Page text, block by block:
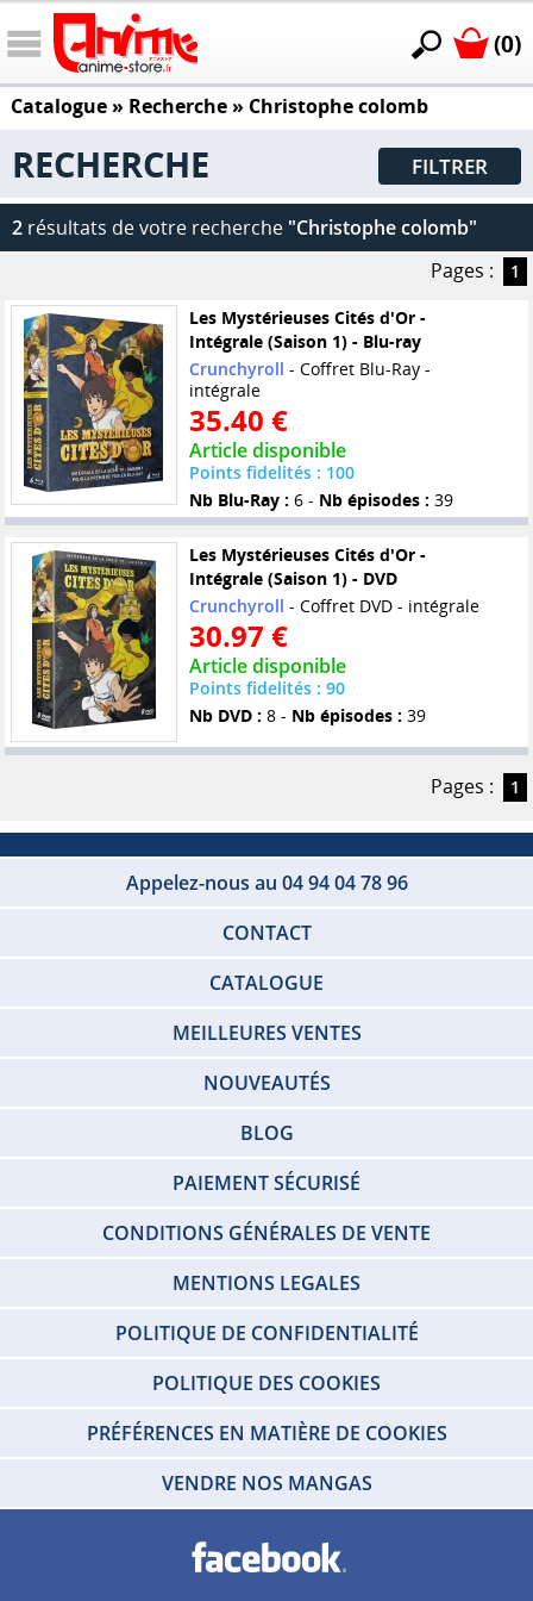
(0)
Catalogue» Recherche » Christophe colomb
RECHERCHE FILTRER
2 résultats de votre recherche "Christophe colomb"
Pages :
1
Les Mystérieuses Cités d'Or -
Intégrale (Saison 1) - Blu-ray
Crunchyroll - Coffret Blu-Ray -
intégrale
35.40 €
Article disponible
Points fidelités : 100
Nb Blu-Ray : 6 - Nb épisodes : 39
Les Mystérieuses Cités d'Or -
Intégrale (Saison 1) - DVD
Crunchyroll - Coffret DVD - intégrale
30.97 €
Article disponible
Points fidelités : 90
Nb DVD : 8 - Nb épisodes : 39
Pages : 1
Appelez-nous au 04 94 04 78 96
CONTACT
CATALOGUE
MEILLEURES VENTES
NOUVEAUTÉS
BLOG
PAIEMENT SÉCURISÉ
CONDITIONS GÉNÉRALES DE VENTE
MENTIONS LEGALES
POLITIQUE DE CONFIDENTIALITÉ
POLITIQUE DES COOKIES
PRÉFÉRENCES EN MATIÈRE DE COOKIES
VENDRE NOS MANGAS